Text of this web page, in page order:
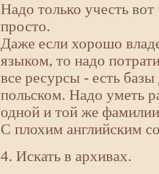
Надо только учесть
просто.
Даже если хорошо
языком, то надо
все ресурсы - есть
польском. Надо уметь
одной и той же
С плохим английским
4. Искать в архивах.